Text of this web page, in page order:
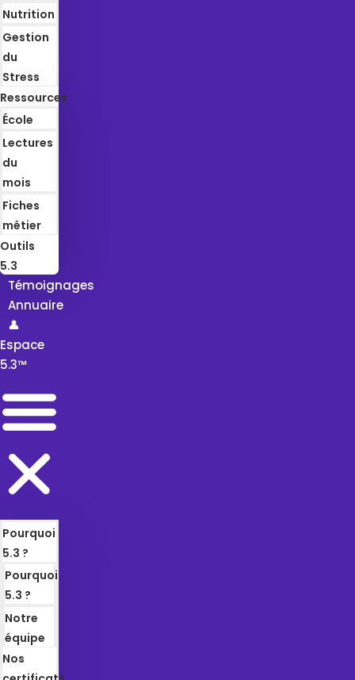
Nutrition
Gestion
du
Stress
Ressources
École
Lectures
du
mois
Fiches
métier
Outils
5.3
Témoignages
Annuaire
👤
Espace
5.3™
Pourquoi
5.3 ?
Pourquoi
5.3 ?
Notre
équipe
Nos